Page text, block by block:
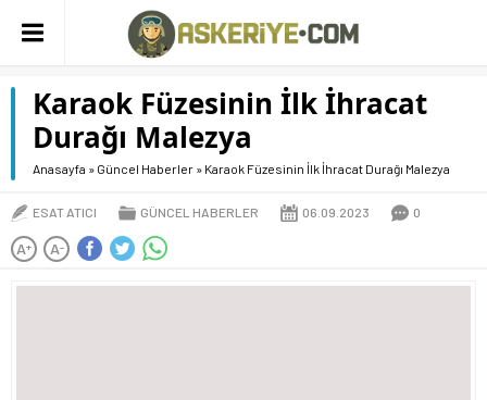
Karaok Füzesinin İlk İhracat
Durağı Malezya
Anasayfa » Güncel Haberler » Karaok Füzesinin İlk İhracat Durağı Malezya
ESAT ATICI GÜNCEL HABERLER 06.09.2023 0
A+ A-